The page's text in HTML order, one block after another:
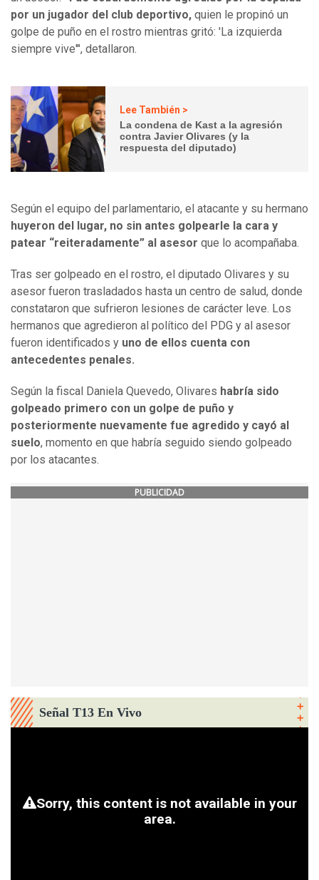
por un jugador del club deportivo, quien le propinó un
golpe de puño en el rostro mientras gritó: 'La izquierda
siempre vive'", detallaron.
Lee También >
La condena de Kast a la agresión
contra Javier Olivares (y la
respuesta del diputado)
Según el equipo del parlamentario, el atacante y su hermano
huyeron del lugar, no sin antes golpearle la cara y
patear “reiteradamente” al asesor que lo acompañaba.
Tras ser golpeado en el rostro, el diputado Olivares y su
asesor fueron trasladados hasta un centro de salud, donde
constataron que sufrieron lesiones de carácter leve. Los
hermanos que agredieron al político del PDG y al asesor
fueron identificados y uno de ellos cuenta con
antecedentes penales.
Según la fiscal Daniela Quevedo, Olivares habría sido
golpeado primero con un golpe de puño y
posteriormente nuevamente fue agredido y cayó al
suelo, momento en que habría seguido siendo golpeado
por los atacantes.
PUBLICIDAD
Señal T13 En Vivo